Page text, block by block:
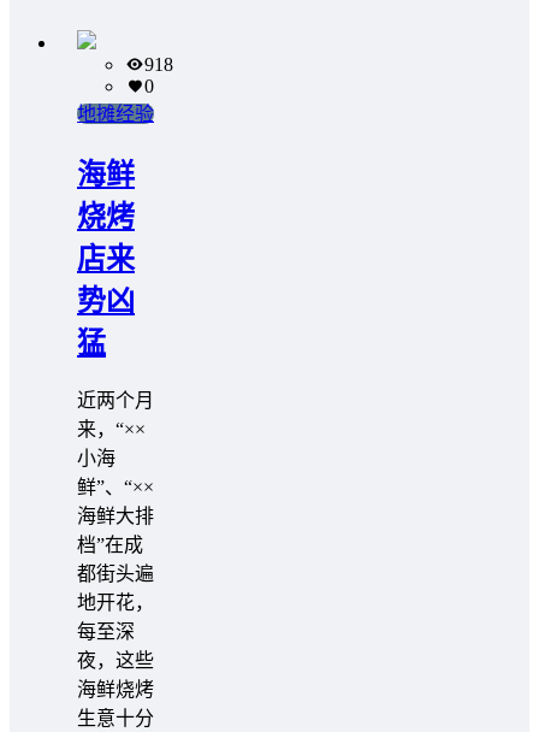
918
0
地摊经验
海鲜
烧烤
店来
势凶
猛
近两个月
来，“××
小海
鲜”、“××
海鲜大排
档”在成
都街头遍
地开花，
每至深
夜，这些
海鲜烧烤
生意十分